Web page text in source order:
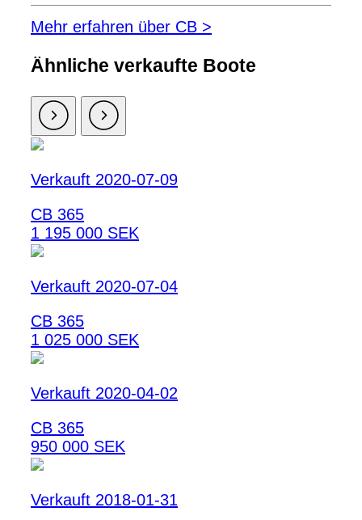
Mehr erfahren über CB >
Ähnliche verkaufte Boote
Verkauft 2020-07-09
CB 365
1 195 000 SEK
Verkauft 2020-07-04
CB 365
1 025 000 SEK
Verkauft 2020-04-02
CB 365
950 000 SEK
Verkauft 2018-01-31